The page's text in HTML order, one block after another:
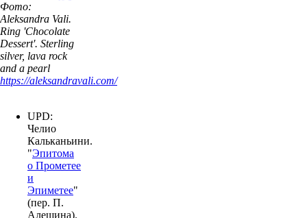
Фото:
Aleksandra Vali.
Ring 'Chocolate
Dessert'. Sterling
silver, lava rock
and a pearl
https://aleksandravali.com/
UPD:
Челио
Кальканьини.
"Эпитома
о Прометее
и
Эпиметее"
(пер. П.
Алешина).